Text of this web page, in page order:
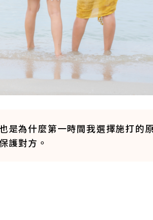
是為什麼第一時間我選擇施打的
護對方。